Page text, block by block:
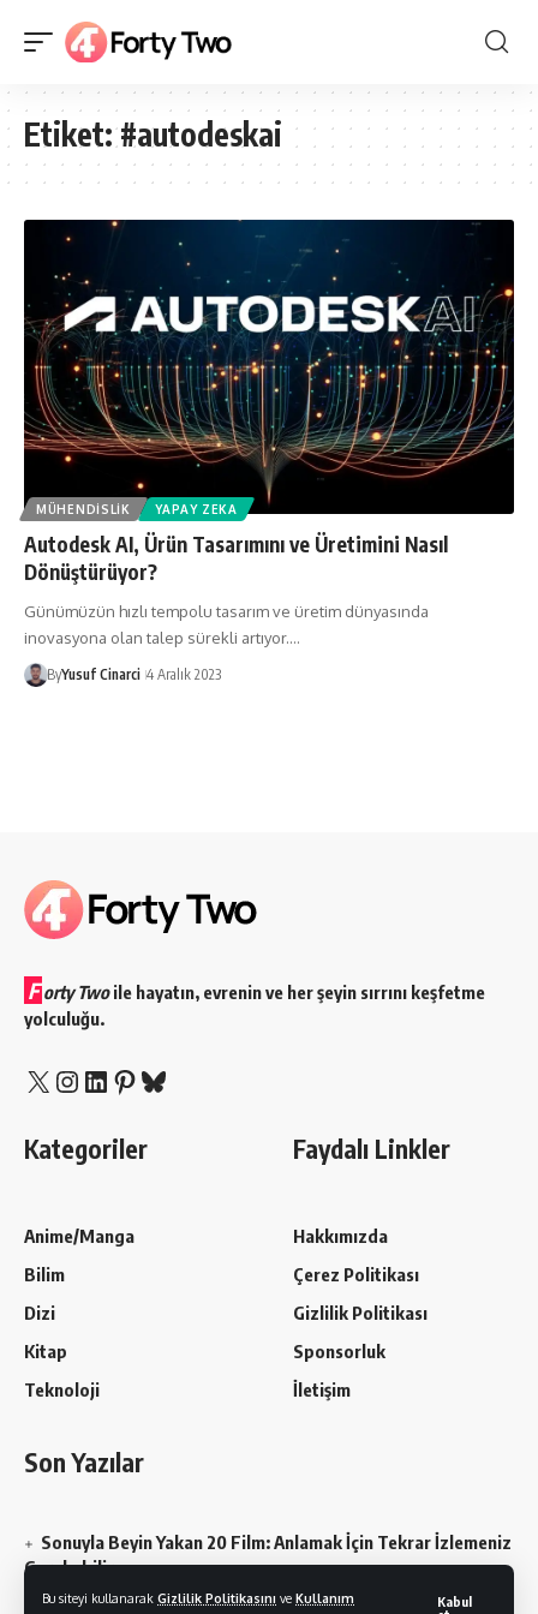
Bu siteyi kullanarak Gizlilik Politikasını ve Kullanım
Kabul
Etiket:#autodeskai
MÜHENDISLIK YAPAY ZEKA
Autodesk AI, Ürün Tasarımını ve Üretimini Nasıl
Dönüştürüyor?
Günümüzün hızlı tempolu tasarım ve üretim dünyasında
inovasyona olan talep sürekli artıyor.…
ByYusuf Cinarci 4 Aralık 2023
F orty Twoile hayatın, evrenin ve her şeyin sırrını keşfetme
yolculuğu.
X Instagram
LinkedIn
Pinterest
Bluesky
Kategoriler
Anime/Manga
Bilim
Dizi
Kitap
Teknoloji
Faydalı Linkler
Hakkımızda
Çerez Politikası
Gizlilik Politikası
Sponsorluk
İletişim
Son Yazılar
Sonuyla Beyin Yakan 20 Film: Anlamak İçin Tekrar İzlemeniz
Gerekebilir